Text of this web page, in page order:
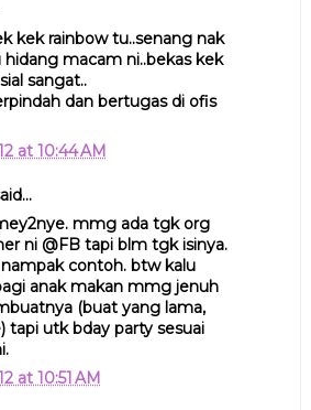
kek rainbow tu..senang nak
hidang macam ni..bekas kek
sangat..
dan bertugas di ofis
at 10:44 AM
mmg ada tgk org
ni @FB tapi blm tgk isinya.
contoh. btw kalu
anak makan mmg jenuh
(buat yang lama,
tapi utk bday party sesuai
at 10:51 AM